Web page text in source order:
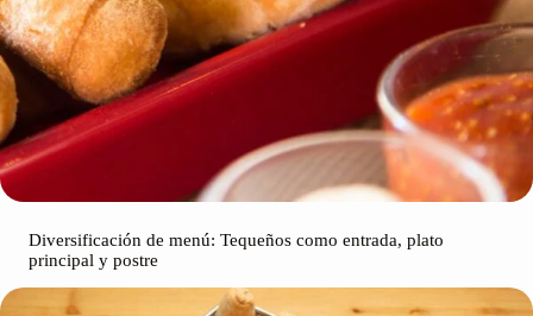
Diversificación de menú: Tequeños como entrada, plato
principal y postre